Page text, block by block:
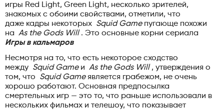
игры Red Light, Green Light, несколько зрителей,
знакомых с обоими свойствами, отметили, что
даже кадры некоторых Squid Gameпугающе похожи
на As the Gods Will. Это основные корни сериала
Игры в кальмаров
Несмотря на то, что есть некоторое сходство
между Squid Gameи As the Gods Will, утверждения о
том, что Squid Gameявляется грабежом, не очень
хорошо работают. Основная предпосылка
смертельных игр — это то, что раньше использовали в
нескольких фильмах и телешоу, что показывает